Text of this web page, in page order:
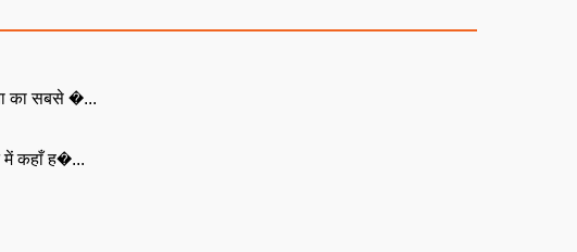
का सबसे �...
में कहाँ ह�...